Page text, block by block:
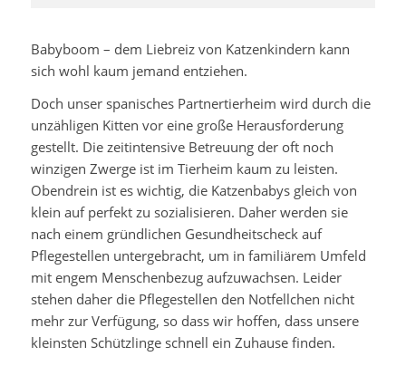
Babyboom – dem Liebreiz von Katzenkindern kann
sich wohl kaum jemand entziehen.
Doch unser spanisches Partnertierheim wird durch die
unzähligen Kitten vor eine große Herausforderung
gestellt. Die zeitintensive Betreuung der oft noch
winzigen Zwerge ist im Tierheim kaum zu leisten.
Obendrein ist es wichtig, die Katzenbabys gleich von
klein auf perfekt zu sozialisieren. Daher werden sie
nach einem gründlichen Gesundheitscheck auf
Pflegestellen untergebracht, um in familiärem Umfeld
mit engem Menschenbezug aufzuwachsen. Leider
stehen daher die Pflegestellen den Notfellchen nicht
mehr zur Verfügung, so dass wir hoffen, dass unsere
kleinsten Schützlinge schnell ein Zuhause finden.